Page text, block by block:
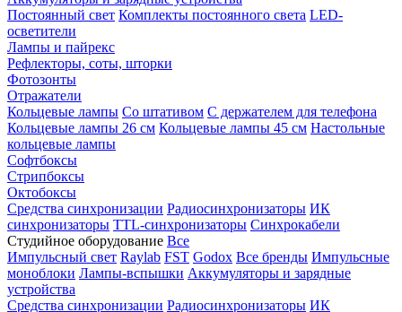
Постоянный свет Комплекты постоянного света LED-
осветители
Лампы и пайрекс
Рефлекторы, соты, шторки
Фотозонты
Отражатели
Кольцевые лампы Со штативом С держателем для телефона
Кольцевые лампы 26 см Кольцевые лампы 45 см Настольные
кольцевые лампы
Софтбоксы
Стрипбоксы
Октобоксы
Средства синхронизации Радиосинхронизаторы ИК
синхронизаторы TTL-синхронизаторы Синхрокабели
Студийное оборудование Все
Импульсный свет Raylab FST Godox Все бренды Импульсные
моноблоки Лампы-вспышки Аккумуляторы и зарядные
устройства
Средства синхронизации Радиосинхронизаторы ИК